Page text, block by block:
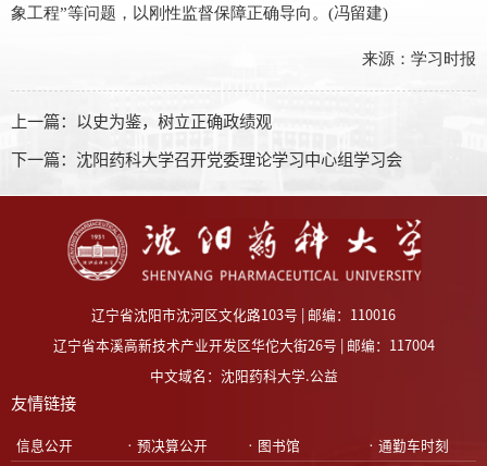
象工程”等问题，以刚性监督保障正确导向。(冯留建)
来源：学习时报
上一篇： 以史为鉴，树立正确政绩观
下一篇： 沈阳药科大学召开党委理论学习中心组学习会
辽宁省沈阳市沈河区文化路103号 | 邮编：110016
辽宁省本溪高新技术产业开发区华佗大街26号 | 邮编：117004
中文域名：沈阳药科大学.公益
友情链接
•信息公开 •预决算公开 •图书馆 •通勤车时刻